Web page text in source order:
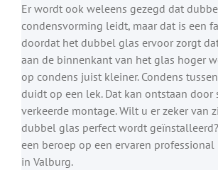
Er wordt ook weleens gezegd dat
condensvorming leidt, maar dat is een
doordat het dubbel glas ervoor zorgt
aan de binnenkant van het glas hoger
op condens juist kleiner. Condens
duidt op een lek. Dat kan ontstaan door
verkeerde montage. Wilt u er zeker van
dubbel glas perfect wordt
een beroep op een ervaren
in Valburg.